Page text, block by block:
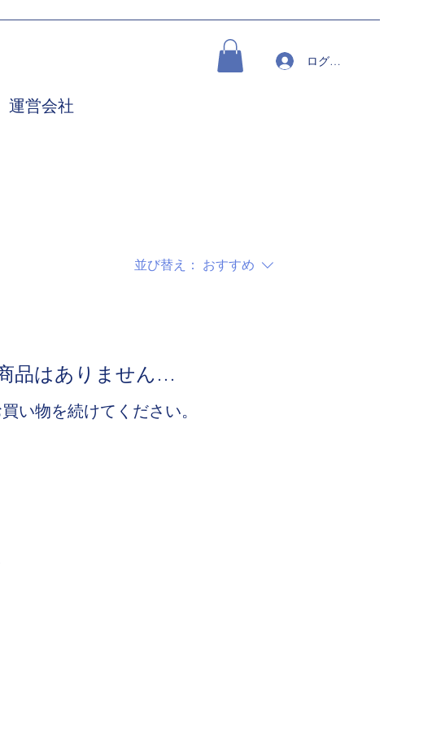
ログイン
運営会社
並び替え： おすすめ
品はありません…
い物を続けてください。